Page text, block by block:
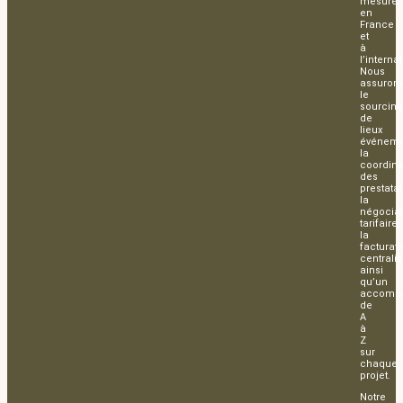
en
France
et
à
Nous
le
sourcing
de
lieux
la
des
la
tarifaire,
la
ainsi
qu’un
de
A
à
Z
sur
chaque
projet.
Notre